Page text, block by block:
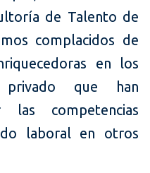
de Talento de
complacidos de
en los
que han
competencias
laboral en otros